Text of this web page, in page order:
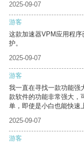
2025-09-07
游客
这款加速器VPM应用程
护。
2025-09-07
游客
我一直在寻找一款功能强
款软件的功能非常强大，
单，即使是小白也能快速
2025-09-07
游客